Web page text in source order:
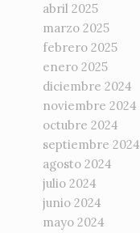
abril 2025
marzo 2025
febrero 2025
enero 2025
diciembre 2024
noviembre 2024
octubre 2024
septiembre 2024
agosto 2024
julio 2024
junio 2024
mayo 2024